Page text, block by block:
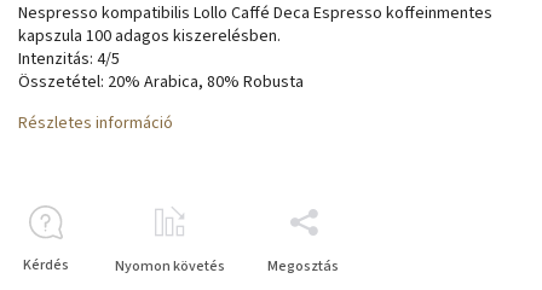
Nespresso kompatibilis Lollo Caffé Deca Espresso koffeinmentes
kapszula 100 adagos kiszerelésben.
Intenzitás: 4/5
Összetétel: 20% Arabica, 80% Robusta
Részletes információ
Kérdés Nyomon követés Megosztás